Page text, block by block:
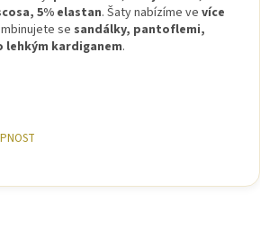
5% elastan. Šaty nabízíme ve více
se sandálky, pantoflemi,
lehkým kardiganem.